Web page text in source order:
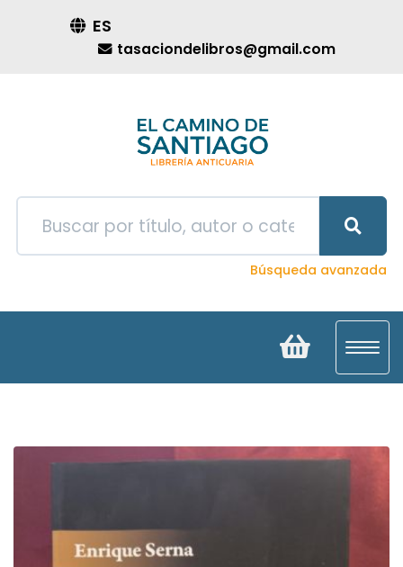
ES
tasaciondelibros@gmail.com
Búsqueda avanzada